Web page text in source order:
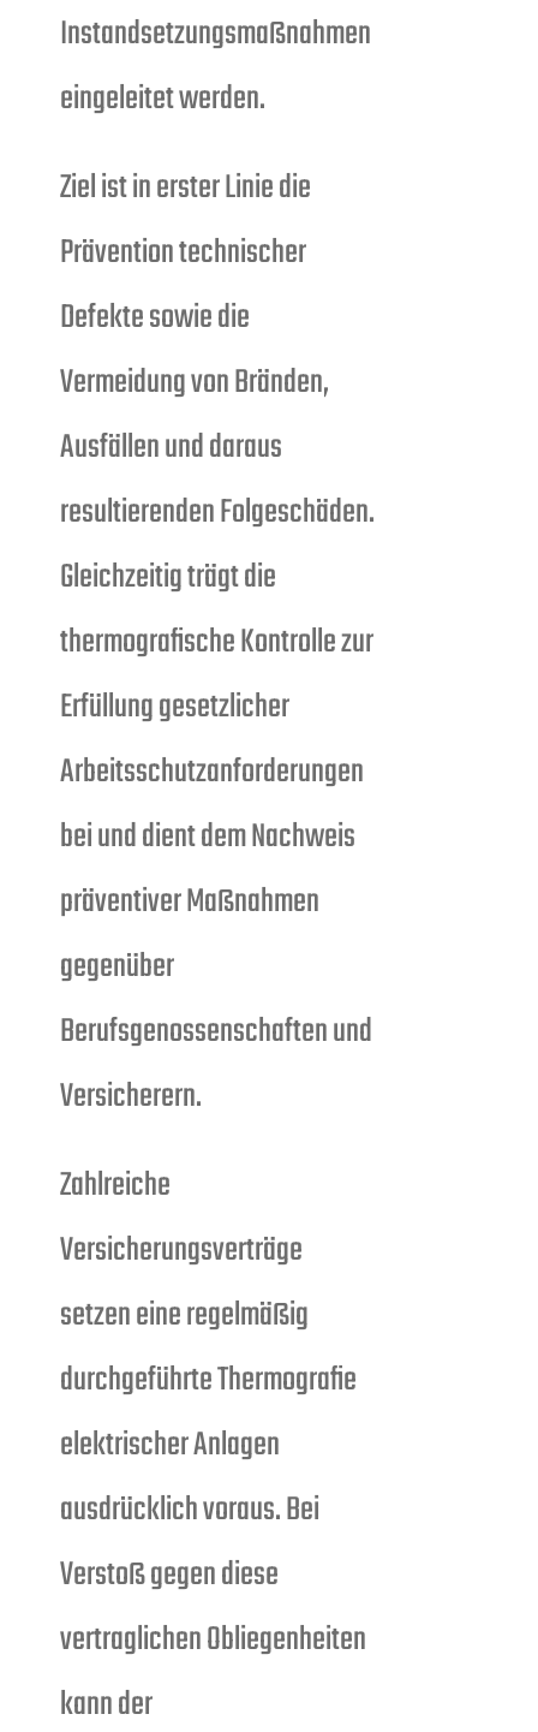
Instandsetzungsmaßnahmen
eingeleitet werden.
Ziel ist in erster Linie die
Prävention technischer
Defekte sowie die
Vermeidung von Bränden,
Ausfällen und daraus
resultierenden Folgeschäden.
Gleichzeitig trägt die
thermografische Kontrolle zur
Erfüllung gesetzlicher
Arbeitsschutzanforderungen
bei und dient dem Nachweis
präventiver Maßnahmen
gegenüber
Berufsgenossenschaften und
Versicherern.
Zahlreiche
Versicherungsverträge
setzen eine regelmäßig
durchgeführte Thermografie
elektrischer Anlagen
ausdrücklich voraus. Bei
Verstoß gegen diese
vertraglichen Obliegenheiten
kann der